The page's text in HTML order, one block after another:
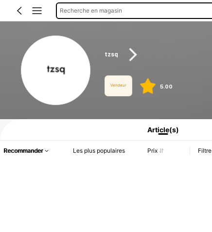
Recherche en magasin
tzsq
Vendeur 5.00
Informations produit : Divulgation des prix, détails sur les ventes et le stock.
Article(s)
Recommander Les plus populaires Prix Filtre